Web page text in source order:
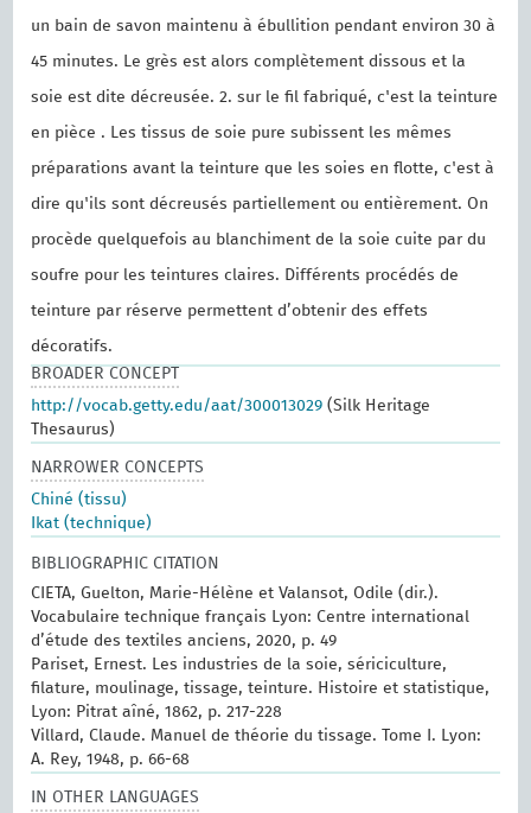
un bain de savon maintenu à ébullition pendant environ 30 à
45 minutes. Le grès est alors complètement dissous et la
soie est dite décreusée. 2. sur le fil fabriqué, c'est la teinture
en pièce . Les tissus de soie pure subissent les mêmes
préparations avant la teinture que les soies en flotte, c'est à
dire qu'ils sont décreusés partiellement ou entièrement. On
procède quelquefois au blanchiment de la soie cuite par du
soufre pour les teintures claires. Différents procédés de
teinture par réserve permettent d’obtenir des effets
décoratifs.
BROADER CONCEPT
http://vocab.getty.edu/aat/300013029 (Silk Heritage
Thesaurus)
NARROWER CONCEPTS
Chiné (tissu)
Ikat (technique)
BIBLIOGRAPHIC CITATION
CIETA, Guelton, Marie-Hélène et Valansot, Odile (dir.).
Vocabulaire technique français Lyon: Centre international
d’étude des textiles anciens, 2020, p. 49
Pariset, Ernest. Les industries de la soie, sériciculture,
filature, moulinage, tissage, teinture. Histoire et statistique,
Lyon: Pitrat aîné, 1862, p. 217-228
Villard, Claude. Manuel de théorie du tissage. Tome I. Lyon:
A. Rey, 1948, p. 66-68
IN OTHER LANGUAGES